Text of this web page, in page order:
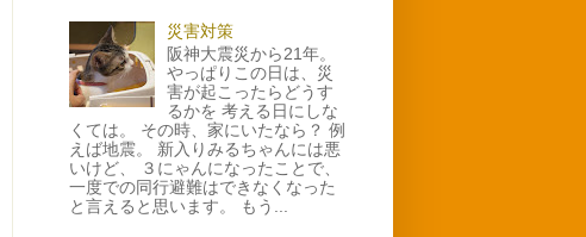
災害対策
阪神大震災から21年。
やっぱりこの日は、災
害が起こったらどうす
るかを 考える日にしな
くては。 その時、家にいたなら？ 例
えば地震。 新入りみるちゃんには悪
いけど、 ３にゃんになったことで、
一度での同行避難はできなくなった
と言えると思います。 もう...